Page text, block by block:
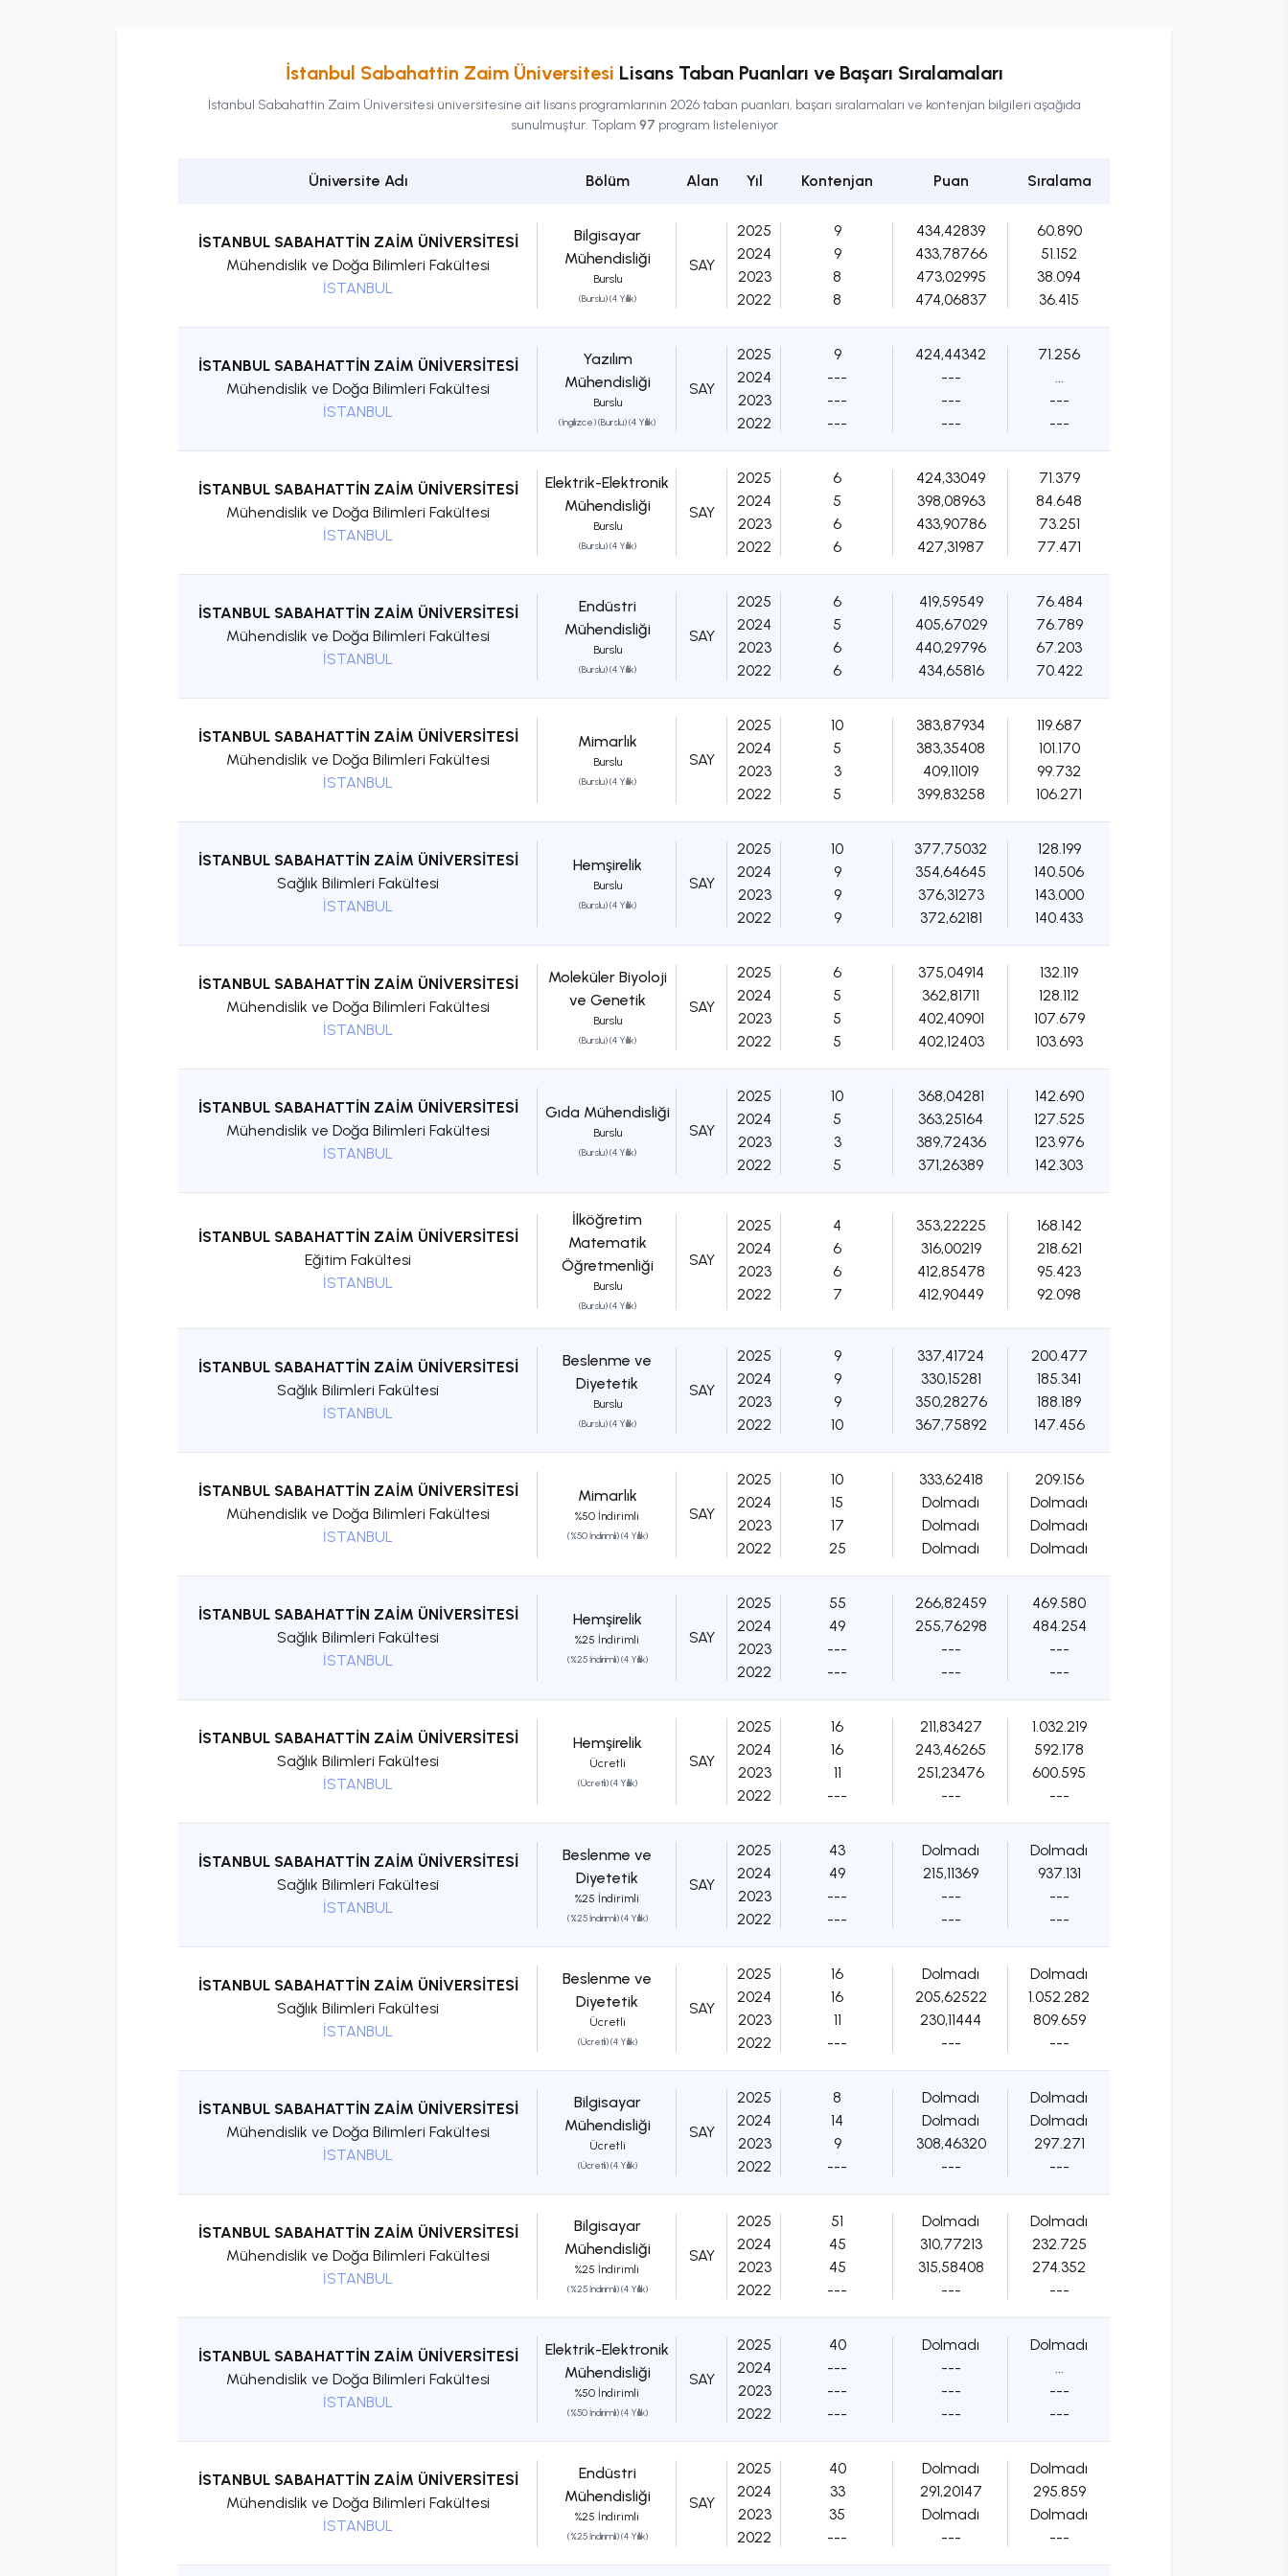
İstanbul Sabahattin Zaim Üniversitesi LisansTaban Puanları ve Başarı Sıralamaları
İstanbul Sabahattin Zaim Üniversitesi üniversitesine ait lisansprogramlarının 2026 taban puanları, başarı sıralamaları ve kontenjan bilgileri aşağıda
sunulmuştur. Toplam 97 program listeleniyor
Üniversite Adı Bölüm Alan Yıl Kontenjan Puan Sıralama
İSTANBUL SABAHATTİN ZAİM ÜNİVERSİTESİ
Mühendislik ve Doğa Bilimleri Fakültesi
İSTANBUL
Bilgisayar
Mühendisliği
Burslu
(Burslu) (4 Yıllık)
SAY
2025
2024
2023
2022
9
9
8
8
434,42839
433,78766
473,02995
474,06837
60.890
51.152
38.094
36.415
İSTANBUL SABAHATTİN ZAİM ÜNİVERSİTESİ
Mühendislik ve Doğa Bilimleri Fakültesi
İSTANBUL
Yazılım
Mühendisliği
Burslu
(İngilizce) (Burslu) (4 Yıllık)
SAY
2025
2024
2023
2022
9
---
---
---
424,44342
---
---
---
71.256
...
---
---
İSTANBUL SABAHATTİN ZAİM ÜNİVERSİTESİ
Mühendislik ve Doğa Bilimleri Fakültesi
İSTANBUL
Elektrik-Elektronik
Mühendisliği
Burslu
(Burslu) (4 Yıllık)
SAY
2025
2024
2023
2022
6
5
6
6
424,33049
398,08963
433,90786
427,31987
71.379
84.648
73.251
77.471
İSTANBUL SABAHATTİN ZAİM ÜNİVERSİTESİ
Mühendislik ve Doğa Bilimleri Fakültesi
İSTANBUL
Endüstri
Mühendisliği
Burslu
(Burslu) (4 Yıllık)
SAY
2025
2024
2023
2022
6
5
6
6
419,59549
405,67029
440,29796
434,65816
76.484
76.789
67.203
70.422
İSTANBUL SABAHATTİN ZAİM ÜNİVERSİTESİ
Mühendislik ve Doğa Bilimleri Fakültesi
İSTANBUL
Mimarlık
Burslu
(Burslu) (4 Yıllık)
SAY
2025
2024
2023
2022
10
5
3
5
383,87934
383,35408
409,11019
399,83258
119.687
101.170
99.732
106.271
İSTANBUL SABAHATTİN ZAİM ÜNİVERSİTESİ
Sağlık Bilimleri Fakültesi
İSTANBUL
Hemşirelik
Burslu
(Burslu) (4 Yıllık)
SAY
2025
2024
2023
2022
10
9
9
9
377,75032
354,64645
376,31273
372,62181
128.199
140.506
143.000
140.433
İSTANBUL SABAHATTİN ZAİM ÜNİVERSİTESİ
Mühendislik ve Doğa Bilimleri Fakültesi
İSTANBUL
Moleküler Biyoloji
ve Genetik
Burslu
(Burslu) (4 Yıllık)
SAY
2025
2024
2023
2022
6
5
5
5
375,04914
362,81711
402,40901
402,12403
132.119
128.112
107.679
103.693
İSTANBUL SABAHATTİN ZAİM ÜNİVERSİTESİ
Mühendislik ve Doğa Bilimleri Fakültesi
İSTANBUL
Gıda Mühendisliği
Burslu
(Burslu) (4 Yıllık)
SAY
2025
2024
2023
2022
10
5
3
5
368,04281
363,25164
389,72436
371,26389
142.690
127.525
123.976
142.303
İSTANBUL SABAHATTİN ZAİM ÜNİVERSİTESİ
Eğitim Fakültesi
İSTANBUL
İlköğretim
Matematik
Öğretmenliği
Burslu
(Burslu) (4 Yıllık)
SAY
2025
2024
2023
2022
4
6
6
7
353,22225
316,00219
412,85478
412,90449
168.142
218.621
95.423
92.098
İSTANBUL SABAHATTİN ZAİM ÜNİVERSİTESİ
Sağlık Bilimleri Fakültesi
İSTANBUL
Beslenme ve
Diyetetik
Burslu
(Burslu) (4 Yıllık)
SAY
2025
2024
2023
2022
9
9
9
10
337,41724
330,15281
350,28276
367,75892
200.477
185.341
188.189
147.456
İSTANBUL SABAHATTİN ZAİM ÜNİVERSİTESİ
Mühendislik ve Doğa Bilimleri Fakültesi
İSTANBUL
Mimarlık
%50 İndirimli
(%50 İndirimli) (4 Yıllık)
SAY
2025
2024
2023
2022
10
15
17
25
333,62418
Dolmadı
Dolmadı
Dolmadı
209.156
Dolmadı
Dolmadı
Dolmadı
İSTANBUL SABAHATTİN ZAİM ÜNİVERSİTESİ
Sağlık Bilimleri Fakültesi
İSTANBUL
Hemşirelik
%25 İndirimli
(%25 İndirimli) (4 Yıllık)
SAY
2025
2024
2023
2022
55
49
---
---
266,82459
255,76298
---
---
469.580
484.254
---
---
İSTANBUL SABAHATTİN ZAİM ÜNİVERSİTESİ
Sağlık Bilimleri Fakültesi
İSTANBUL
Hemşirelik
Ücretli
(Ücretli) (4 Yıllık)
SAY
2025
2024
2023
2022
16
16
11
---
211,83427
243,46265
251,23476
---
1.032.219
592.178
600.595
---
İSTANBUL SABAHATTİN ZAİM ÜNİVERSİTESİ
Sağlık Bilimleri Fakültesi
İSTANBUL
Beslenme ve
Diyetetik
%25 İndirimli
(%25 İndirimli) (4 Yıllık)
SAY
2025
2024
2023
2022
43
49
---
---
Dolmadı
215,11369
---
---
Dolmadı
937.131
---
---
İSTANBUL SABAHATTİN ZAİM ÜNİVERSİTESİ
Sağlık Bilimleri Fakültesi
İSTANBUL
Beslenme ve
Diyetetik
Ücretli
(Ücretli) (4 Yıllık)
SAY
2025
2024
2023
2022
16
16
11
---
Dolmadı
205,62522
230,11444
---
Dolmadı
1.052.282
809.659
---
İSTANBUL SABAHATTİN ZAİM ÜNİVERSİTESİ
Mühendislik ve Doğa Bilimleri Fakültesi
İSTANBUL
Bilgisayar
Mühendisliği
Ücretli
(Ücretli) (4 Yıllık)
SAY
2025
2024
2023
2022
8
14
9
---
Dolmadı
Dolmadı
308,46320
---
Dolmadı
Dolmadı
297.271
---
İSTANBUL SABAHATTİN ZAİM ÜNİVERSİTESİ
Mühendislik ve Doğa Bilimleri Fakültesi
İSTANBUL
Bilgisayar
Mühendisliği
%25 İndirimli
(%25 İndirimli) (4 Yıllık)
SAY
2025
2024
2023
2022
51
45
45
---
Dolmadı
310,77213
315,58408
---
Dolmadı
232.725
274.352
---
İSTANBUL SABAHATTİN ZAİM ÜNİVERSİTESİ
Mühendislik ve Doğa Bilimleri Fakültesi
İSTANBUL
Elektrik-Elektronik
Mühendisliği
%50 İndirimli
(%50 İndirimli) (4 Yıllık)
SAY
2025
2024
2023
2022
40
---
---
---
Dolmadı
---
---
---
Dolmadı
...
---
---
İSTANBUL SABAHATTİN ZAİM ÜNİVERSİTESİ
Mühendislik ve Doğa Bilimleri Fakültesi
İSTANBUL
Endüstri
Mühendisliği
%25 İndirimli
(%25 İndirimli) (4 Yıllık)
SAY
2025
2024
2023
2022
40
33
35
---
Dolmadı
291,20147
Dolmadı
---
Dolmadı
295.859
Dolmadı
---